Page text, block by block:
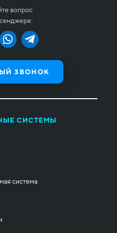
вопрос
ЗВОНОК
СИСТЕМЫ
система